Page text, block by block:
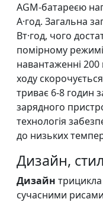
AGM-батареєю
А·год. Загальна
Вт·год, чого
помірному
навантаженні 200
ходу
триває 6-8 годин
зарядного
технологія
до низьких
Дизайн,
Дизайн трицикла
сучасними